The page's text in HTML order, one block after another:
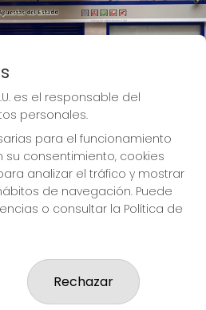
suerte de La Bruja Juli
es el responsable del
personales.
para el funcionamiento
su consentimiento, cookies
analizar el tráfico y mostrar
de navegación. Puede
o consultar la Política de
Rechazar